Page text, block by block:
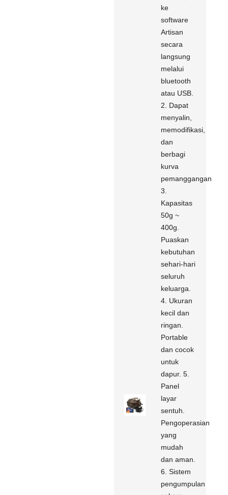
ke
software
Artisan
secara
langsung
melalui
bluetooth
atau USB.
2. Dapat
menyalin,
memodifikasi,
dan
berbagi
kurva
pemanggangan
3.
Kapasitas
50g ~
400g.
Puaskan
kebutuhan
sehari-hari
seluruh
keluarga.
4. Ukuran
kecil dan
ringan.
Portable
dan cocok
untuk
dapur. 5.
Panel
layar
sentuh.
Pengoperasian
yang
mudah
dan aman.
6. Sistem
pengumpulan